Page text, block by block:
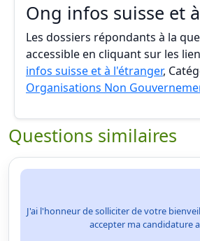
Ong infos suisse et
Les dossiers répondants à la
accessible en cliquant sur les
infos suisse et à l'étranger,
Organisations Non
Questions similaires
J'ai l'honneur de solliciter de votre
accepter ma candidature